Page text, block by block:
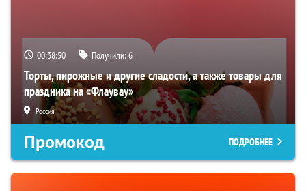
00:38:49 Получили:6
Торты, пирожные и другие сладости, а также товары для
праздника на «Флаувау»
Россия
Промокод ПОДРОБНЕЕ